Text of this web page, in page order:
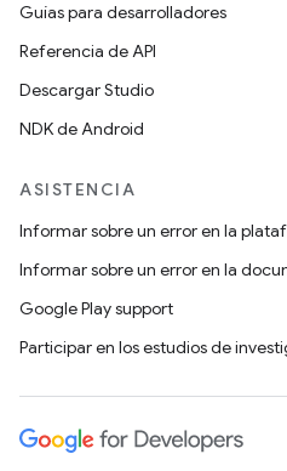
Guías para desarrolladores
Referencia de API
Descargar Studio
NDK de Android
ASISTENCIA
Informar sobre un error en la
Informar sobre un error en la
Google Play support
Participar en los estudios de